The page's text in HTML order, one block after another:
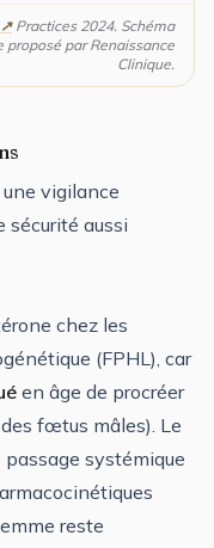
Practices 2024. Schéma
par Renaissance
Clinique.
vigilance
sécurité aussi
chez les
(FPHL), car
en âge de procréer
fœtus mâles). Le
systémique
reste